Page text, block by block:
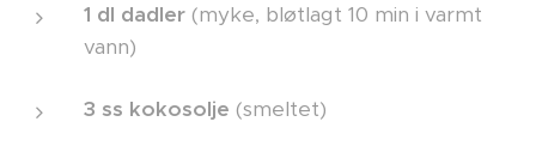
1 dl dadler (myke, bløtlagt 10 min i varmt
vann)
3 ss kokosolje (smeltet)